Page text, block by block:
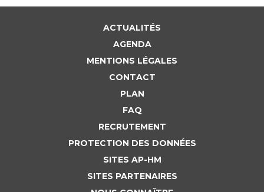
ACTUALITÉS
AGENDA
MENTIONS LÉGALES
CONTACT
PLAN
FAQ
RECRUTEMENT
PROTECTION DES DONNÉES
SITES AP-HM
SITES PARTENAIRES